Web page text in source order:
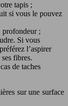
tapis ;
si vous le pouvez
profondeur ;
Si vous
l’aspirer
fibres.
de taches
sur une surface